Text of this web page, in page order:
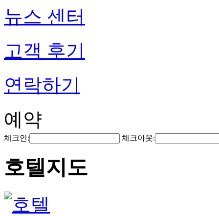
뉴스 센터
고객 후기
연락하기
예약
체크인: 체크아웃:
호텔지도